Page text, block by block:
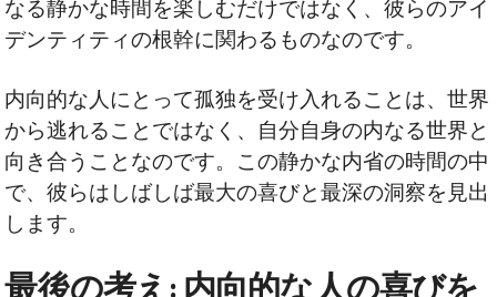
なる静かな時間を楽しむだけではなく、彼らのアイ
デンティティの根幹に関わるものなのです。
内向的な人にとって孤独を受け入れることは、世界
から逃れることではなく、自分自身の内なる世界と
向き合うことなのです。この静かな内省の時間の中
で、彼らはしばしば最大の喜びと最深の洞察を見出
します。
最後の考え: 内向的な人の喜びを